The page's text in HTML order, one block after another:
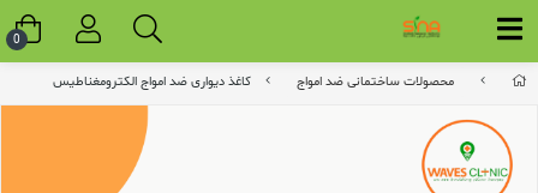
محصولات ساختمانی ضد امواج کاغذ دیواری ضد امواج الکترومغناطیس
0